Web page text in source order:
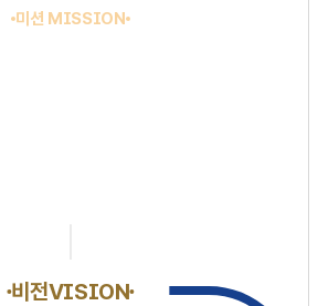
미션 MISSION
비전VISION